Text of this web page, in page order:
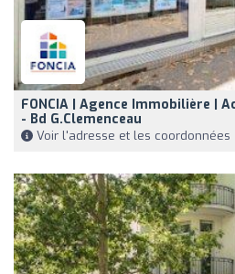
FONCIA | Agence Immobilière |
- Bd G.Clemenceau
Voir l'adresse et les coordonnées